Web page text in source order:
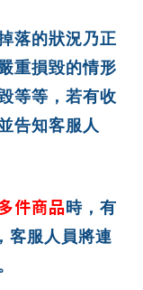
落的狀況乃正
重損毀的情形
等等，若有收
告知客服人
件商品 時，有
，客服人員將連